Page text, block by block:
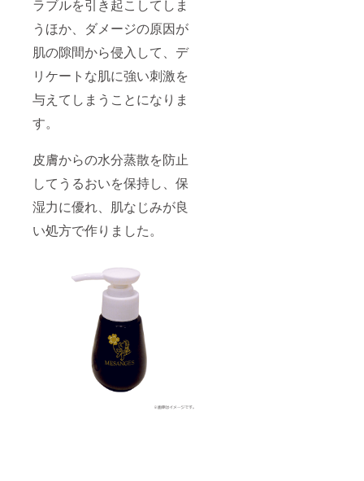
ラブルを引き起こしてしま
うほか、ダメージの原因が
肌の隙間から侵入して、デ
リケートな肌に強い刺激を
与えてしまうことになりま
す。
皮膚からの水分蒸散を防止
してうるおいを保持し、保
湿力に優れ、肌なじみが良
い処方で作りました。